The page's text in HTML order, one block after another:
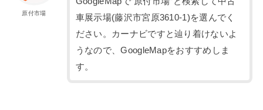
原付市場
車展示場(藤沢市宮原3610-1)を選んでく
ださい。カーナビですと辿り着けないよ
うなので、GoogleMapをおすすめしま
す。